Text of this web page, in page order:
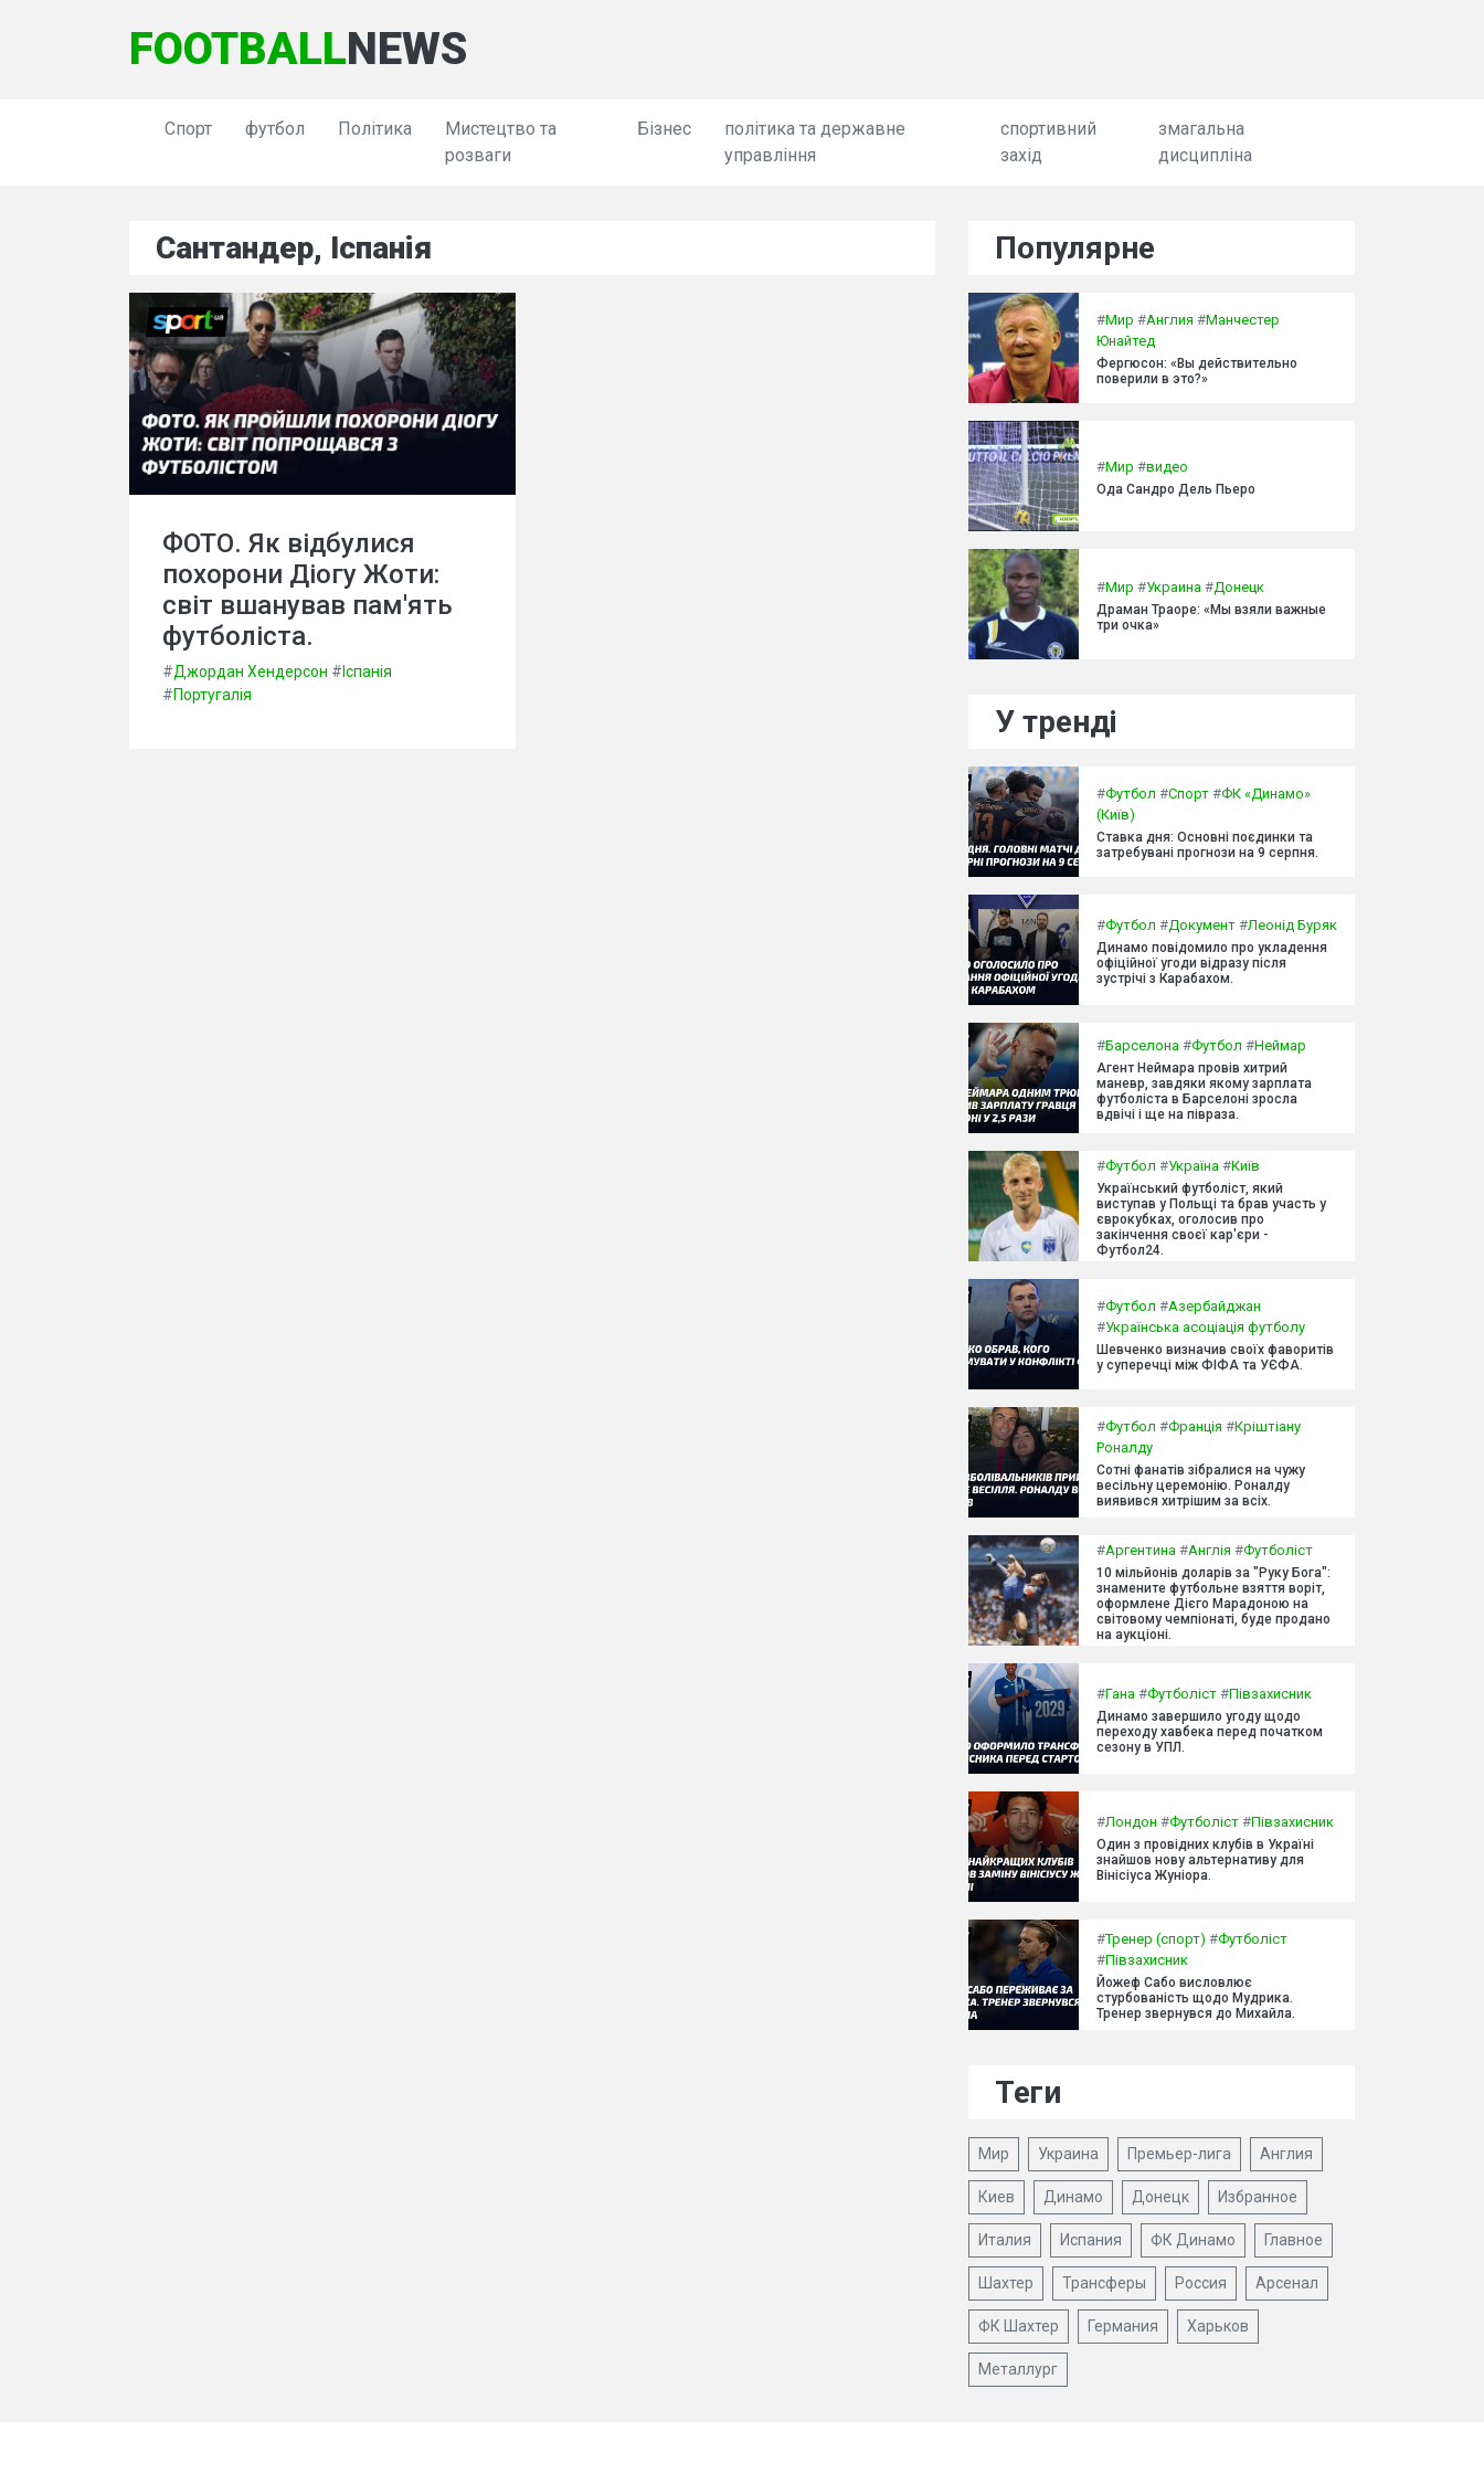
FOOTBALLNEWS
Спорт футбол Політика
Мистецтво та
розваги
Бізнес
політика та державне
управління
спортивний
захід
змагальна
дисципліна
Сантандер, Іспанія
ФОТО. Як відбулися
похорони Діогу Жоти:
світ вшанував пам'ять
футболіста.
#Джордан Хендерсон #Іспанія
#Португалія
Популярне
#Мир #Англия #Манчестер
Юнайтед
Фергюсон: «Вы действительно
поверили в это?»
#Мир #видео
Ода Сандро Дель Пьеро
#Мир #Украина #Донецк
Драман Траоре: «Мы взяли важные
три очка»
У тренді
#Футбол #Спорт #ФК «Динамо»
(Київ)
Ставка дня: Основні поєдинки та
затребувані прогнози на 9 серпня.
#Футбол #Документ #Леонід Буряк
Динамо повідомило про укладення
офіційної угоди відразу після
зустрічі з Карабахом.
#Барселона #Футбол #Неймар
Агент Неймара провів хитрий
маневр, завдяки якому зарплата
футболіста в Барселоні зросла
вдвічі і ще на півраза.
#Футбол #Україна #Київ
Український футболіст, який
виступав у Польщі та брав участь у
єврокубках, оголосив про
закінчення своєї кар'єри -
Футбол24.
#Футбол #Азербайджан
#Українська асоціація футболу
Шевченко визначив своїх фаворитів
у суперечці між ФІФА та УЄФА.
#Футбол #Франція #Кріштіану
Роналду
Сотні фанатів зібралися на чужу
весільну церемонію. Роналду
виявився хитрішим за всіх.
#Аргентина #Англія #Футболіст
10 мільйонів доларів за "Руку Бога":
знамените футбольне взяття воріт,
оформлене Дієго Марадоною на
світовому чемпіонаті, буде продано
на аукціоні.
#Гана #Футболіст #Півзахисник
Динамо завершило угоду щодо
переходу хавбека перед початком
сезону в УПЛ.
#Лондон #Футболіст #Півзахисник
Один з провідних клубів в Україні
знайшов нову альтернативу для
Вінісіуса Жуніора.
#Тренер (спорт) #Футболіст
#Півзахисник
Йожеф Сабо висловлює
стурбованість щодо Мудрика.
Тренер звернувся до Михайла.
Теги
Мир Украина Премьер-лига Англия
Киев Динамо Донецк Избранное
Италия Испания ФК Динамо Главное
Шахтер Трансферы Россия Арсенал
ФК Шахтер Германия Харьков
Металлург